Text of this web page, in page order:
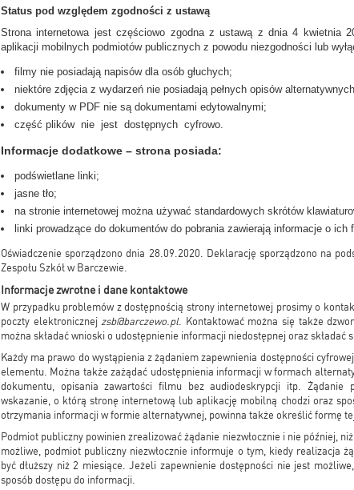
Status pod względem zgodności z ustawą
Strona internetowa jest częściowo zgodna z ustawą z dnia 4 kwietnia
aplikacji mobilnych podmiotów publicznych z powodu niezgodności lub
filmy nie posiadają napisów dla osób głuchych;
niektóre zdjęcia z wydarzeń nie posiadają pełnych opisów
dokumenty w PDF nie są dokumentami edytowalnymi;
część plików nie jest dostępnych cyfrowo.
Informacje dodatkowe – strona posiada:
podświetlane linki;
jasne tło;
na stronie internetowej można używać standardowych skrótów
linki prowadzące do dokumentów do pobrania zawierają informacje o ich
Oświadczenie sporządzono dnia 28.09.2020. Deklarację sporządzono na
Zespołu Szkół w Barczewie.
Informacje zwrotne i dane kontaktowe
W przypadku problemów z dostępnością strony internetowej prosimy o
poczty elektronicznejzsb@barczewo.pl. Kontaktować można się także
można składać wnioski o udostępnienie informacji niedostępnej oraz składać
Każdy ma prawo do wystąpienia z żądaniem zapewnienia dostępności
elementu. Można także zażądać udostępnienia informacji w formach
dokumentu, opisania zawartości filmu bez audiodeskrypcji itp. Żądanie
wskazanie, o którą stronę internetową lub aplikację mobilną chodzi oraz
otrzymania informacji w formie alternatywnej, powinna także określić formę
Podmiot publiczny powinien zrealizować żądanie niezwłocznie i nie później,
możliwe, podmiot publiczny niezwłocznie informuje o tym, kiedy realizacja
być dłuższy niż 2 miesiące. Jeżeli zapewnienie dostępności nie jest
sposób dostępu do informacji.